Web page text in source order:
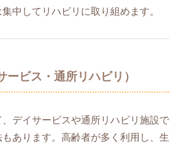
中してリハビリに取り組めます。
ービス・通所リハビリ）
デイサービスや通所リハビリ施設で
あります。高齢者が多く利用し、生